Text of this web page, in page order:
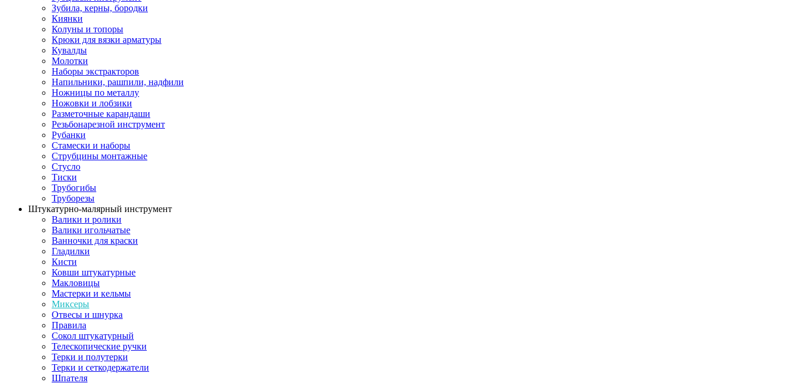
Зубила, керны, бородки
Киянки
Колуны и топоры
Крюки для вязки арматуры
Кувалды
Молотки
Наборы экстракторов
Напильники, рашпили, надфили
Ножницы по металлу
Ножовки и лобзики
Разметочные карандаши
Резьбонарезной инструмент
Рубанки
Стамески и наборы
Струбцины монтажные
Стусло
Тиски
Трубогибы
Труборезы
Штукатурно-малярный инструмент
Валики и ролики
Валики игольчатые
Ванночки для краски
Гладилки
Кисти
Ковши штукатурные
Макловицы
Мастерки и кельмы
Миксеры
Отвесы и шнурка
Правила
Сокол штукатурный
Телескопические ручки
Терки и полутерки
Терки и сеткодержатели
Шпателя